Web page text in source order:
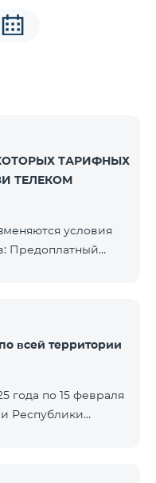
ТАРИФНЫХ
ТЕЛЕКОМ
условия
Предоплатный
все сети РА, США,
прежних 300
прежних 7 ГБ.
3200». Абонентская
всей территории
года по 15 февраля
Республики